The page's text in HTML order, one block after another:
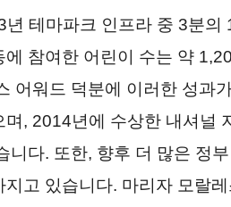
테마파크 인프라 중 3분의
참여한 어린이 수는 약
어워드 덕분에 이러한 성과
, 2014년에 수상한 내셔널
다. 또한, 향후 더 많은 정
고 있습니다. 마리자 모랄